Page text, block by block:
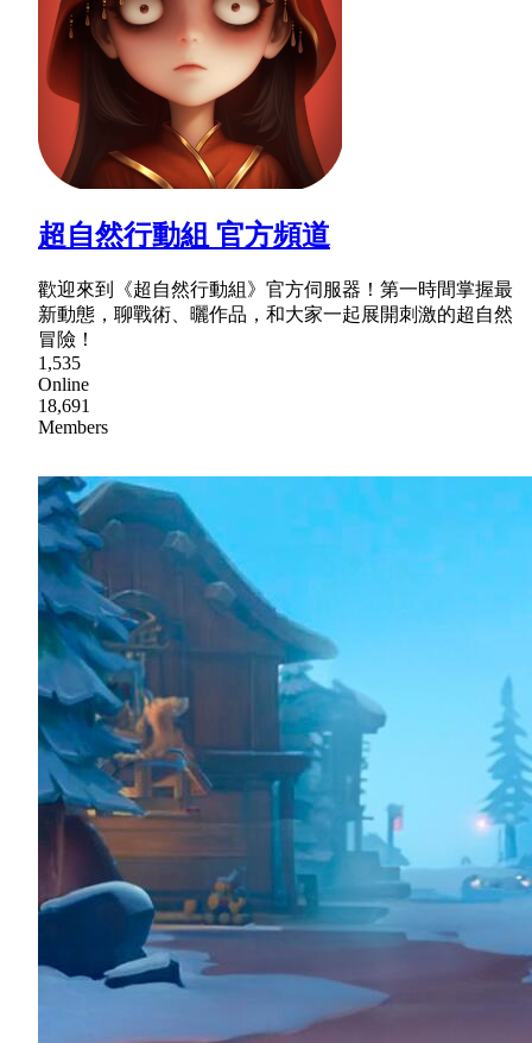
超自然行動組 官方頻道
歡迎來到《超自然行動組》官方伺服器！第一時間掌握最
新動態，聊戰術、曬作品，和大家一起展開刺激的超自然
冒險！
1,535
Online
18,691
Members